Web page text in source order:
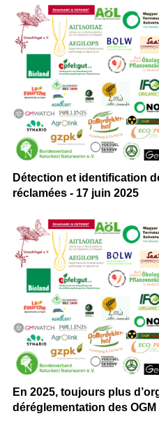
Détection et identification
réclamées - 17 juin 2025
En 2025, toujours plus
déréglementation des OGM